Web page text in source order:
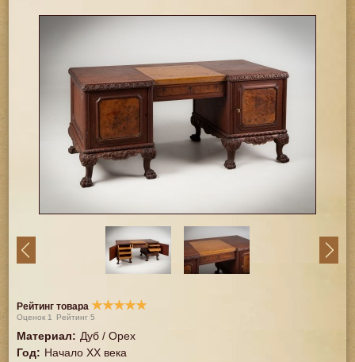
Рейтинг товара ★★★★★
Оценок 1 Рейтинг5
Материал: Дуб / Орех
Год: Начало XX века